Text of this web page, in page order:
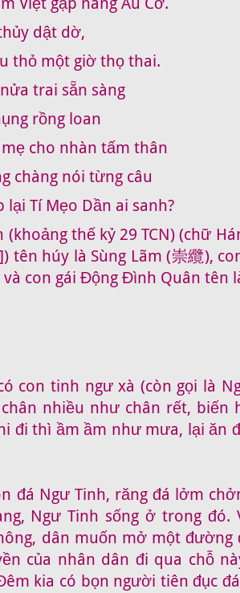
dật dờ,
thỏ một giờ thọ thai.
trai sẵn sàng
rồng loan
cho nhàn tấm thân
chàng nói từng câu
lại Tí Mẹo Dần ai sanh?
(khoảng thế kỷ 29 TCN) (chữ
tên húy là Sùng Lãm (崇纜),
và con gái Động Đình Quân tên
con tinh ngư xà (còn gọi là
nhiều như chân rết, biến
đi thì ầm ầm như mưa, lại ăn
đá Ngư Tinh, răng đá lởm
Ngư Tinh sống ở trong đó.
dân muốn mở một đường
của nhân dân đi qua chỗ
kia có bọn người tiên đục